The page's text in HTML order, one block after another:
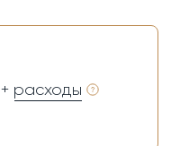
+ расходы